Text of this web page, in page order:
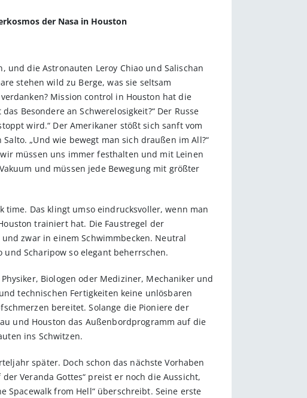
der Nasa in Houston
und die Astronauten Leroy Chiao und Salischan
stehen wild zu Berge, was sie seltsam
Mission control in Houston hat die
Besondere an Schwerelosigkeit?“ Der Russe
wird.“ Der Amerikaner stößt sich sanft vom
„Und wie bewegt man sich draußen im All?“
müssen uns immer festhalten und mit Leinen
und müssen jede Bewegung mit größter
time. Das klingt umso eindrucksvoller, wenn man
trainiert hat. Die Faustregel der
zwar in einem Schwimmbecken. Neutral
Scharipow so elegant beherrschen.
Biologen oder Mediziner, Mechaniker und
technischen Fertigkeiten keine unlösbaren
bereitet. Solange die Pioniere der
und Houston das Außenbordprogramm auf die
ins Schwitzen.
später. Doch schon das nächste Vorhaben
Veranda Gottes“ preist er noch die Aussicht,
from Hell“ überschreibt. Seine erste